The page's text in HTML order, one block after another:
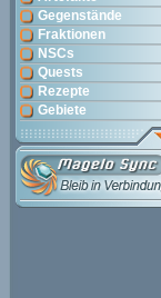
Gegenstände
Fraktionen
NSCs
Quests
Rezepte
Gebiete